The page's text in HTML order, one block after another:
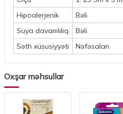
Hipoalerjenik
Bəli
Suya davamlılıq
Bəli
Səth xüsusiyyəti
Nəfəsalan
Oxşar məhsullar